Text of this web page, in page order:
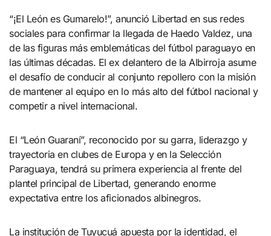
“¡El León es Gumarelo!”, anunció Libertad en sus redes
sociales para confirmar la llegada de Haedo Valdez, una
de las figuras más emblemáticas del fútbol paraguayo en
las últimas décadas. El ex delantero de la Albirroja asume
el desafío de conducir al conjunto repollero con la misión
de mantener al equipo en lo más alto del fútbol nacional y
competir a nivel internacional.
El “León Guaraní”, reconocido por su garra, liderazgo y
trayectoria en clubes de Europa y en la Selección
Paraguaya, tendrá su primera experiencia al frente del
plantel principal de Libertad, generando enorme
expectativa entre los aficionados albinegros.
La institución de Tuyucuá apuesta por la identidad, el